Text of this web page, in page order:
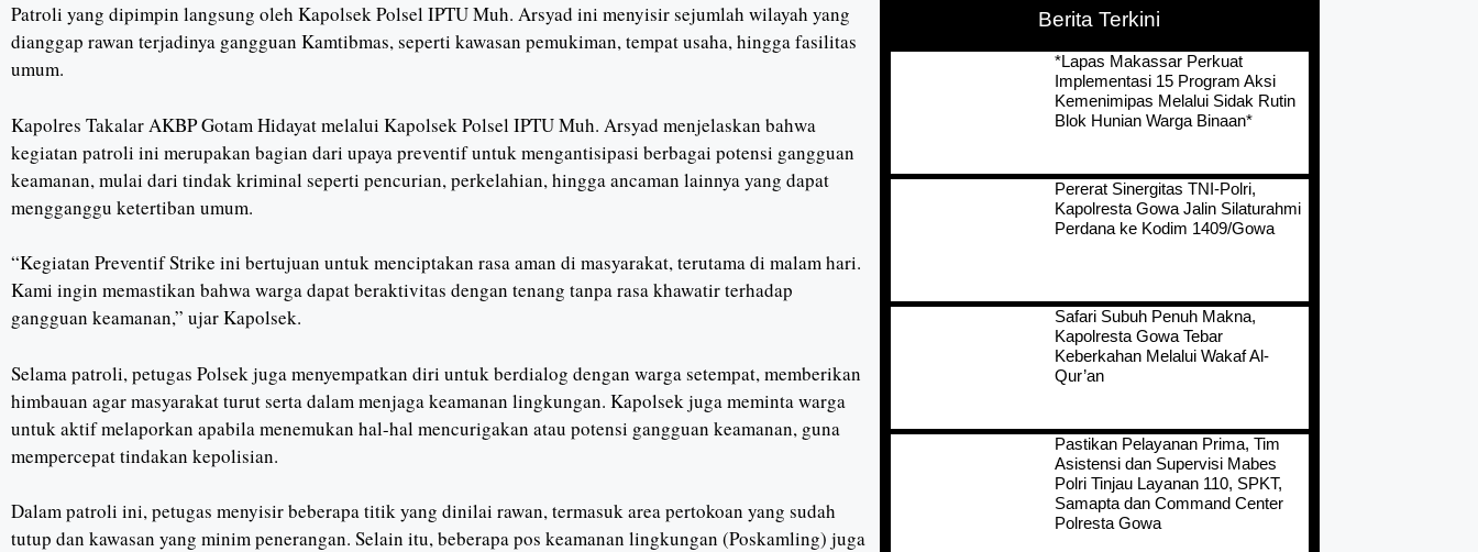
Patroli yang dipimpin langsung oleh Kapolsek Polsel IPTU Muh. Arsyad ini menyisir sejumlah wilayah yang
dianggap rawan terjadinya gangguan Kamtibmas, seperti kawasan pemukiman, tempat usaha, hingga fasilitas
umum.
Kapolres Takalar AKBP Gotam Hidayat melalui Kapolsek Polsel IPTU Muh. Arsyad menjelaskan bahwa
kegiatan patroli ini merupakan bagian dari upaya preventif untuk mengantisipasi berbagai potensi gangguan
keamanan, mulai dari tindak kriminal seperti pencurian, perkelahian, hingga ancaman lainnya yang dapat
mengganggu ketertiban umum.
“Kegiatan Preventif Strike ini bertujuan untuk menciptakan rasa aman di masyarakat, terutama di malam hari.
Kami ingin memastikan bahwa warga dapat beraktivitas dengan tenang tanpa rasa khawatir terhadap
gangguan keamanan,” ujar Kapolsek.
Selama patroli, petugas Polsek juga menyempatkan diri untuk berdialog dengan warga setempat, memberikan
himbauan agar masyarakat turut serta dalam menjaga keamanan lingkungan. Kapolsek juga meminta warga
untuk aktif melaporkan apabila menemukan hal-hal mencurigakan atau potensi gangguan keamanan, guna
mempercepat tindakan kepolisian.
Dalam patroli ini, petugas menyisir beberapa titik yang dinilai rawan, termasuk area pertokoan yang sudah
tutup dan kawasan yang minim penerangan. Selain itu, beberapa pos keamanan lingkungan (Poskamling) juga
Berita Terkini
*Lapas Makassar Perkuat
Implementasi 15 Program Aksi
Kemenimipas Melalui Sidak Rutin
Blok Hunian Warga Binaan*
Pererat Sinergitas TNI-Polri,
Kapolresta Gowa Jalin Silaturahmi
Perdana ke Kodim 1409/Gowa
Safari Subuh Penuh Makna,
Kapolresta Gowa Tebar
Keberkahan Melalui Wakaf Al-
Qur’an
Pastikan Pelayanan Prima, Tim
Asistensi dan Supervisi Mabes
Polri Tinjau Layanan 110, SPKT,
Samapta dan Command Center
Polresta Gowa